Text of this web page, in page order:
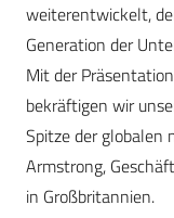
weiterentwickelt,
Generation der
Mit der
bekräftigen wir
Spitze der globalen
Armstrong,
in Großbritannien.